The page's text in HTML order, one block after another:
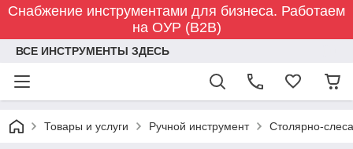
Снабжение инструментами для бизнеса. Работаем
на ОУР (B2B)
ВСЕ ИНСТРУМЕНТЫ ЗДЕСЬ
Товары и услуги Ручной инструмент Столярно-